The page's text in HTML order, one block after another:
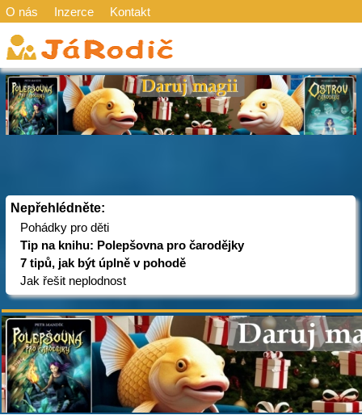
O nás Inzerce Kontakt
Nepřehlédněte:
Pohádky pro děti
Tip na knihu: Polepšovna pro čarodějky
7 tipů, jak být úplně v pohodě
Jak řešit neplodnost